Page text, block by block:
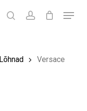
searchaccount
Menu
Lõhnad
Versace